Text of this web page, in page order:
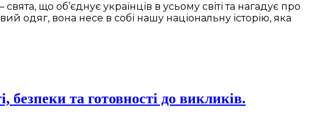
що об’єднує українців в усьому світі та нагадує про
одяг, вона несе в собі нашу національну історію, яка
та готовності до викликів.